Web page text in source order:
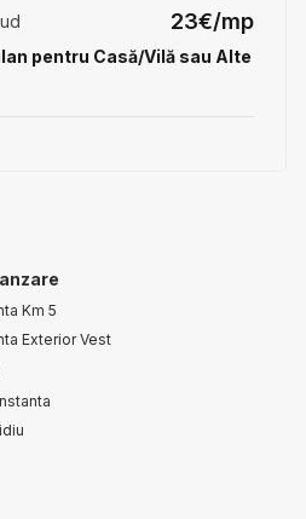
pentru Casă/Vilă sau Alte
23€/mp
Km 5
Exterior Vest